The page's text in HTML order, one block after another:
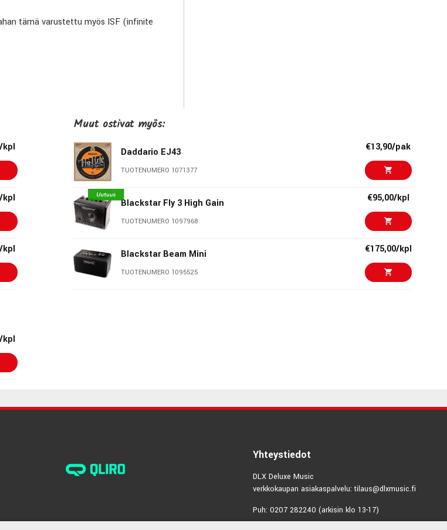
tämä varustettu myös ISF (infinite
kpl
kpl
kpl
kpl
Muut ostivat myös:
Daddario EJ43
TUOTENUMERO 1071377
€13,90/pak
Blackstar Fly 3 High Gain
TUOTENUMERO 1097968
€95,00/kpl
Blackstar Beam Mini
TUOTENUMERO 1095525
€175,00/kpl
VOX AP-BM - amPLUG Brian May
Signature model
VOX AP3-HG - amPlug3 High Gain
TUOTENUMERO 1083719
€85,00/kpl
kpl
Yhteystiedot
DLX Deluxe Music
verkkokaupan asiakaspalvelu: tilaus@dlxmusic.fi
Puh: 0207 282240 (arkisin klo 13-17)